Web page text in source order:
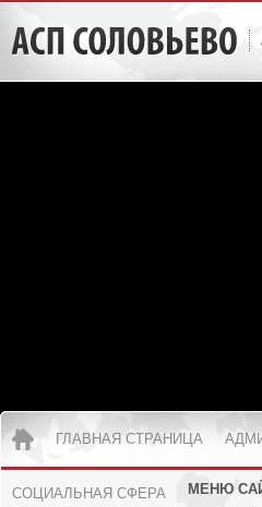
ГЛАВНАЯ СТРАНИЦА
СОЦИАЛЬНАЯ СФЕРА МЕНЮ